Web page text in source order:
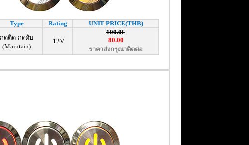
Type Rating UNIT PRICE(THB)
กดติด-กดดับ
(Maintain)
12V
100.00
80.00
ราคาส่งกรุณาติดต่อ